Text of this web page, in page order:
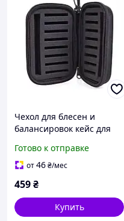
Чехол для блесен и
балансировок кейс для
блесен сумка для
мормышек футляр для
чехол
Готово к отправке
от46₴/мес
459₴
Купить